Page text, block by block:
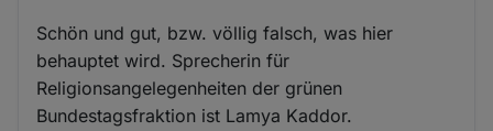
Schön und gut, bzw. völlig falsch, was hier
behauptet wird. Sprecherin für
Religionsangelegenheiten der grünen
Bundestagsfraktion ist Lamya Kaddor.